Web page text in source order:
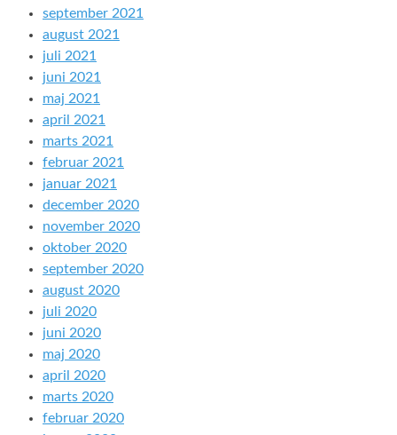
september 2021
august 2021
juli 2021
juni 2021
maj 2021
april 2021
marts 2021
februar 2021
januar 2021
december 2020
november 2020
oktober 2020
september 2020
august 2020
juli 2020
juni 2020
maj 2020
april 2020
marts 2020
februar 2020